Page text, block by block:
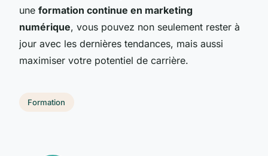
une formation continue en marketing
numérique, vous pouvez non seulement rester à
jour avec les dernières tendances, mais aussi
maximiser votre potentiel de carrière.
Formation